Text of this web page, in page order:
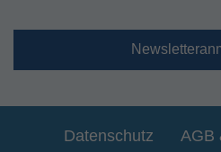
Datenschutz AGB